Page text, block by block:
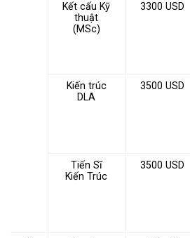
Kết cấu Kỹ
thuật
(MSc)
3300 USD
Kiến trúc
DLA
3500 USD
Tiến Sĩ
Kiến Trúc
3500 USD